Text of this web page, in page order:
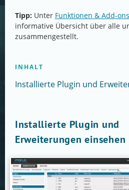
Tipp: Unter Funktionen & Add-ons
informative Übersicht über alle
zusammengestellt.
INHALT
Installierte Plugin und
Installierte Plugin und
Erweiterungen einsehen